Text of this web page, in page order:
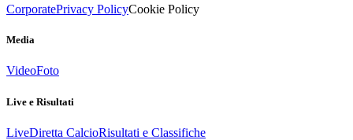
CorporatePrivacy PolicyCookie Policy
Media
VideoFoto
Live e Risultati
LiveDiretta CalcioRisultati e Classifiche